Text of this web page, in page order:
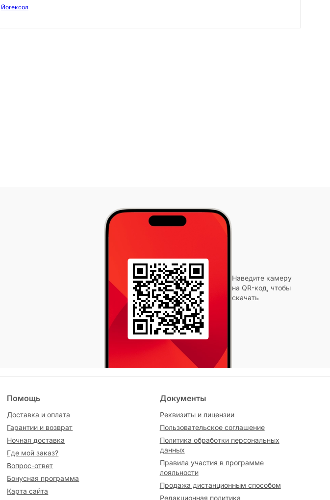
Йогексол
Наведите камеру
на QR-код, чтобы
скачать
Помощь
Доставка и оплата
Гарантии и возврат
Ночная доставка
Где мой заказ?
Вопрос-ответ
Бонусная программа
Карта сайта
Документы
Реквизиты и лицензии
Пользовательское соглашение
Политика обработки персональных
данных
Правила участия в программе
лояльности
Продажа дистанционным способом
Редакционная политика